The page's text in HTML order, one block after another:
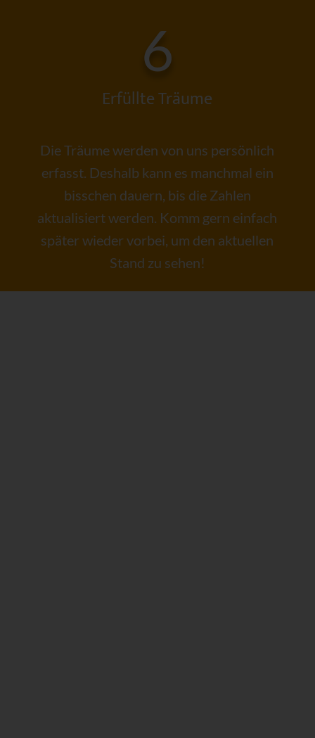
6
Erfüllte Träume
Die Träume werden von uns persönlich
erfasst. Deshalb kann es manchmal ein
bisschen dauern, bis die Zahlen
aktualisiert werden. Komm gern einfach
später wieder vorbei, um den aktuellen
Stand zu sehen!